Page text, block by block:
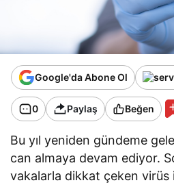
Google'da Abone Ol
0 Paylaş Beğen
Bu yıl yeniden gündeme
can almaya devam ediyor.
vakalarla dikkat çeken virüs